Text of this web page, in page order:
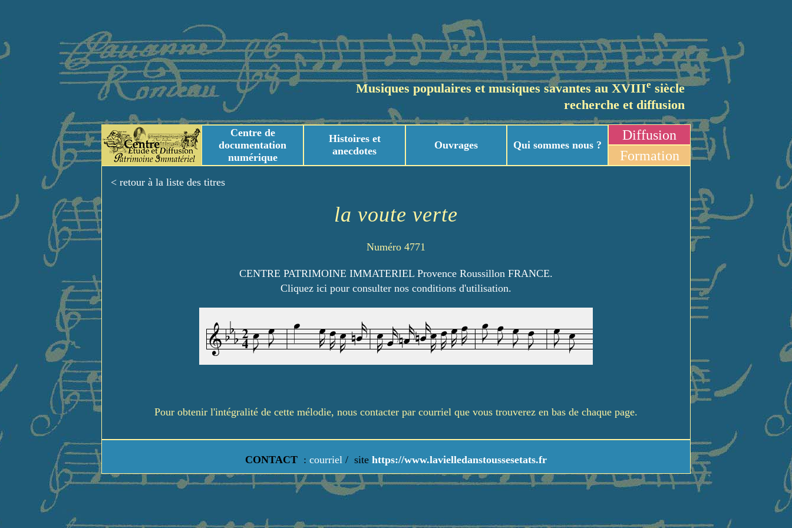
Musiques populaires et musiques savantes au XVIIIesiècle
recherche et diffusion
Centre de
documentation
numérique
Histoires et
anecdotes
Ouvrages Qui sommes nous ?
Diffusion
Formation
< retour à la liste des titres
la voute verte
Numéro 4771
CENTRE PATRIMOINE IMMATERIEL Provence Roussillon FRANCE.
Cliquez ici pour consulter nos conditions d'utilisation.
Pour obtenir l'intégralité de cette mélodie, nous contacter par courriel que vous trouverez en bas de chaque page.
CONTACT : courriel / site https://www.lavielledanstoussesetats.fr